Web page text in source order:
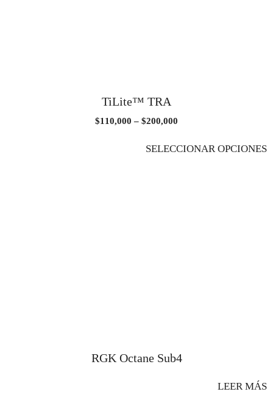
TiLite™ TRA
$110,000 – $200,000
SELECCIONAR OPCIONES
RGK Octane Sub4
LEER MÁS